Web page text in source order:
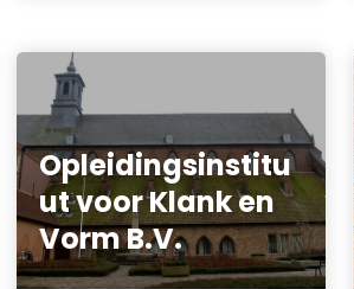
Opleidingsinstitu
ut voor Klank en
Vorm B.V.